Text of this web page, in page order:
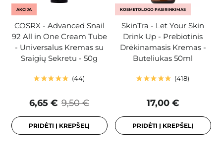
AKCIJA
COSRX - Advanced Snail
92 All in One Cream Tube
- Universalus Kremas su
Sraigių Sekretu - 50g
44
9,50 €
6,65 €
PRIDĖTI Į KREPŠELĮ
KOSMETOLOGO PASIRINKIMAS
SkinTra - Let Your Skin
Drink Up - Prebiotinis
Drėkinamasis Kremas -
Buteliukas 50ml
418
17,00 €
PRIDĖTI Į KREPŠELĮ